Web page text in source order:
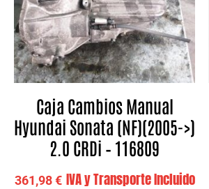
Caja Cambios Manual
Hyundai Sonata (NF)(2005->)
2.0 CRDi – 116809
361,98€ IVA y Transporte Incluido